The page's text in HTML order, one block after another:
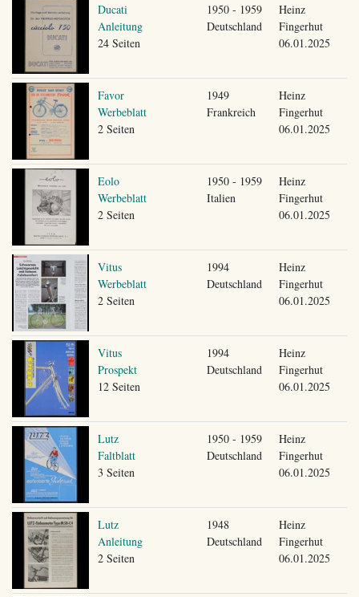
Ducati
Anleitung
24 Seiten
1950 - 1959
Deutschland
Heinz
Fingerhut
06.01.2025
Favor
Werbeblatt
2 Seiten
1949
Frankreich
Heinz
Fingerhut
06.01.2025
Eolo
Werbeblatt
2 Seiten
1950 - 1959
Italien
Heinz
Fingerhut
06.01.2025
Vitus
Werbeblatt
2 Seiten
1994
Deutschland
Heinz
Fingerhut
06.01.2025
Vitus
Prospekt
12 Seiten
1994
Deutschland
Heinz
Fingerhut
06.01.2025
Lutz
Faltblatt
3 Seiten
1950 - 1959
Deutschland
Heinz
Fingerhut
06.01.2025
Lutz
Anleitung
2 Seiten
1948
Deutschland
Heinz
Fingerhut
06.01.2025